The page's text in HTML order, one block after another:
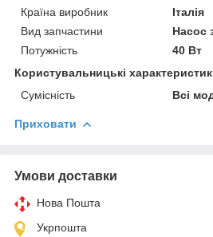
Країна виробник
Італія
Вид запчастини
Насос
Потужність
40 Вт
Користувальницькі
Сумісність
Всі
Приховати
Умови доставки
Нова Пошта
Укрпошта